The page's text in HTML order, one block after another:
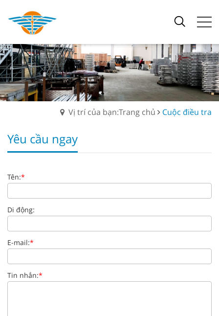
Vị trí của bạn:Trang chủ Cuộc điều tra
Yêu cầu ngay
Tên:*
Di động:
E-mail:*
Tin nhắn:*